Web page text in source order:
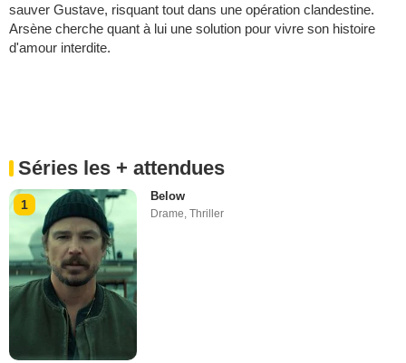
sauver Gustave, risquant tout dans une opération clandestine.
Arsène cherche quant à lui une solution pour vivre son histoire
d'amour interdite.
Séries les + attendues
1
Below
Drame,Thriller